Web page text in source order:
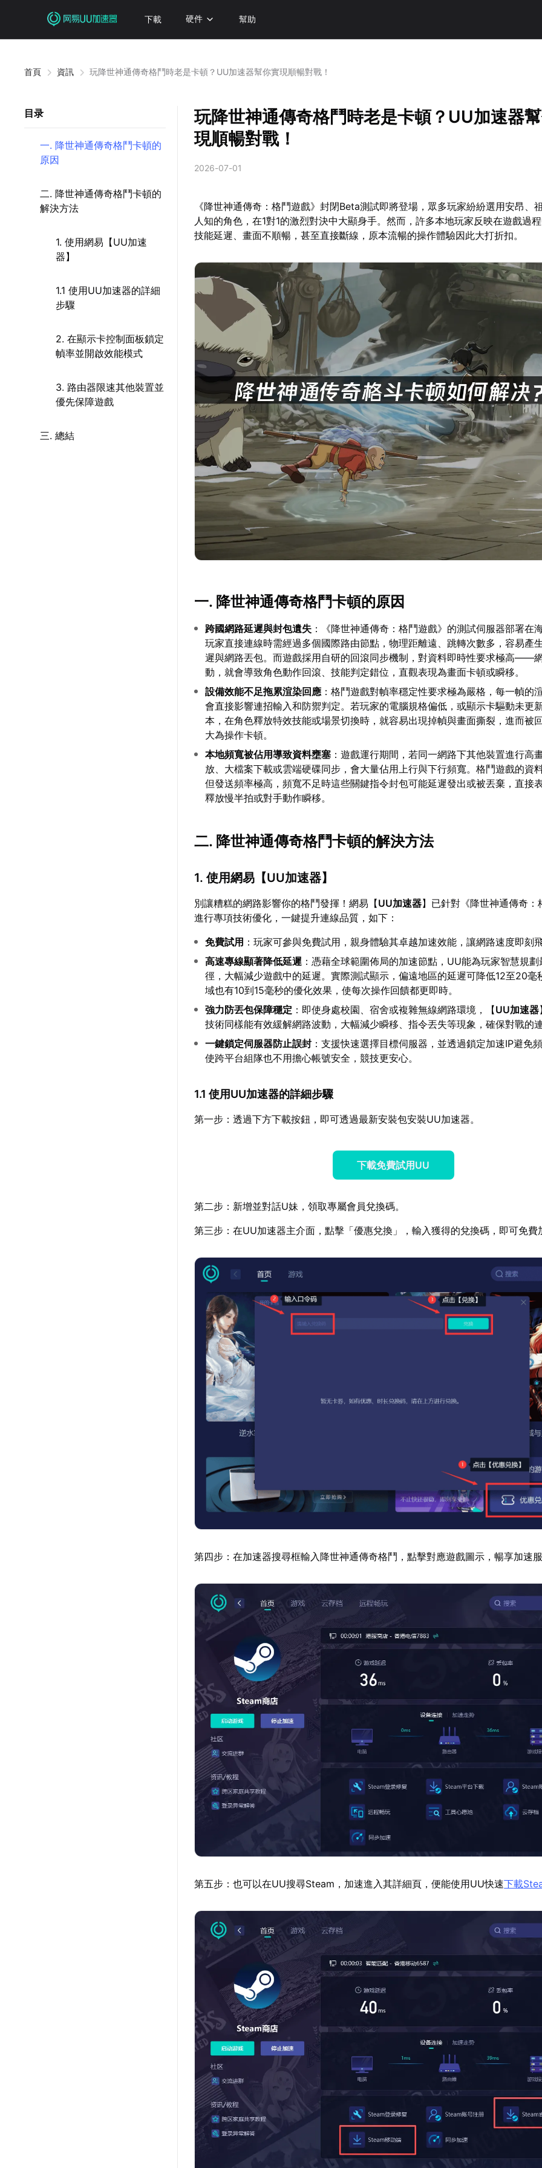
下載 硬件 幫助
首頁 資訊 玩降世神通傳奇格鬥時老是卡頓？UU加速器幫你實現順暢對戰！
目录
一. 降世神通傳奇格鬥卡頓的
原因
二. 降世神通傳奇格鬥卡頓的
解決方法
1. 使用網易【UU加速
器】
1.1 使用UU加速器的詳細
步驟
2. 在顯示卡控制面板鎖定
幀率並開啟效能模式
3. 路由器限速其他裝置並
優先保障遊戲
三. 總結
玩降世神通傳奇格鬥時老是卡頓？UU加速器
現順暢對戰！
2026-07-01
《降世神通傳奇：格鬥遊戲》封閉Beta測試即將登場，眾多玩家紛紛選用安昂、
人知的角色，在1對1的激烈對決中大顯身手。然而，許多本地玩家反映在遊戲過
技能延遲、畫面不順暢，甚至直接斷線，原本流暢的操作體驗因此大打折扣。
一. 降世神通傳奇格鬥卡頓的原因
跨國網路延遲與封包遺失 ：《降世神通傳奇：格鬥遊戲》的測試伺服器部署在
玩家直接連線時需經過多個國際路由節點，物理距離遠、跳轉次數多，容易產
遲與網路丟包。而遊戲採用自研的回滾同步機制，對資料即時性要求極高——
動，就會導致角色動作回滾、技能判定錯位，直觀表現為畫面卡頓或瞬移。
設備效能不足拖累渲染回應 ：格鬥遊戲對幀率穩定性要求極為嚴格，每一幀的
會直接影響連招輸入和防禦判定。若玩家的電腦規格偏低，或顯示卡驅動未更
本，在角色釋放特效技能或場景切換時，就容易出現掉幀與畫面撕裂，進而被
大為操作卡頓。
本地頻寬被佔用導致資料壅塞 ：遊戲運行期間，若同一網路下其他裝置進行高
放、大檔案下載或雲端硬碟同步，會大量佔用上行與下行頻寬。格鬥遊戲的資
但發送頻率極高，頻寬不足時這些關鍵指令封包可能延遲發出或被丟棄，直接
釋放慢半拍或對手動作瞬移。
二. 降世神通傳奇格鬥卡頓的解決方法
1. 使用網易【UU加速器】
別讓糟糕的網路影響你的格鬥發揮！網易【UU加速器】已針對《降世神通傳奇：
進行專項技術優化，一鍵提升連線品質，如下：
免費試用 ：玩家可參與免費試用，親身體驗其卓越加速效能，讓網路速度即刻
高速專線顯著降低延遲 ：憑藉全球範圍佈局的加速節點，UU能為玩家智慧規
徑，大幅減少遊戲中的延遲。實際測試顯示，偏遠地區的延遲可降低12至20毫
域也有10到15毫秒的優化效果，使每次操作回饋都更即時。
強力防丟包保障穩定 ：即使身處校園、宿舍或複雜無線網路環境，【UU加速器
技術同樣能有效緩解網路波動，大幅減少瞬移、指令丟失等現象，確保對戰的
一鍵鎖定伺服器防止誤封 ：支援快速選擇目標伺服器，並透過鎖定加速IP避免
使跨平台組隊也不用擔心帳號安全，競技更安心。
1.1 使用UU加速器的詳細步驟
第一步：透過下方下載按鈕，即可透過最新安裝包安裝UU加速器。
下載免費試用UU
第二步：新增並對話U妹，領取專屬會員兌換碼。
第三步：在UU加速器主介面，點擊「優惠兌換」，輸入獲得的兌換碼，即可免費
第四步：在加速器搜尋框輸入降世神通傳奇格鬥，點擊對應遊戲圖示，暢享加速
第五步：也可以在UU搜尋Steam，加速進入其詳細頁，便能使用UU快速下載